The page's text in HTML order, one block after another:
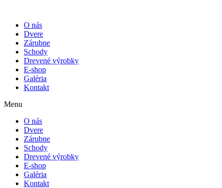
O nás
Dvere
Zárubne
Schody
Drevené výrobky
E-shop
Galéria
Kontakt
Menu
O nás
Dvere
Zárubne
Schody
Drevené výrobky
E-shop
Galéria
Kontakt